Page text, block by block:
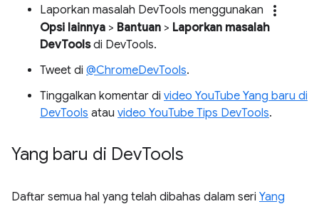
Laporkan masalah DevTools menggunakan
more_vert
Opsi lainnya > Bantuan > Laporkan masalah
DevToolsdi DevTools.
Tweet di @ChromeDevTools.
Tinggalkan komentar di video YouTube Yang baru di
DevTools atau video YouTube Tips DevTools.
Yang baru di DevTools
Daftar semua hal yang telah dibahas dalam seri Yang